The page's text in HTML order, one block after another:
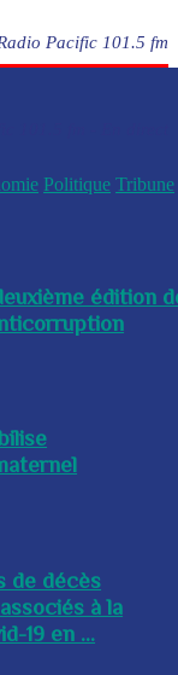
Pacific 101.5 fm
Politique Tribune
édition
de décès
à la
19 en ...